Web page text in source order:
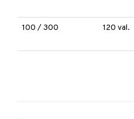
100 / 300 120 val.